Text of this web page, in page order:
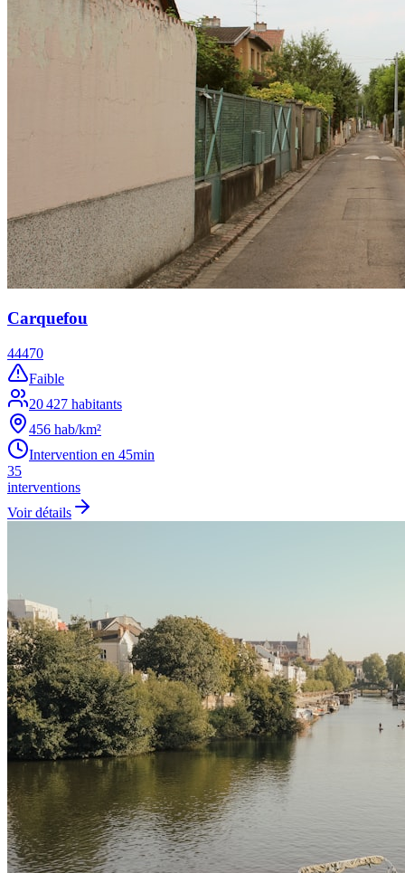
Carquefou
44470
Faible
20 427 habitants
456 hab/km²
Intervention en 45min
35
interventions
Voir détails